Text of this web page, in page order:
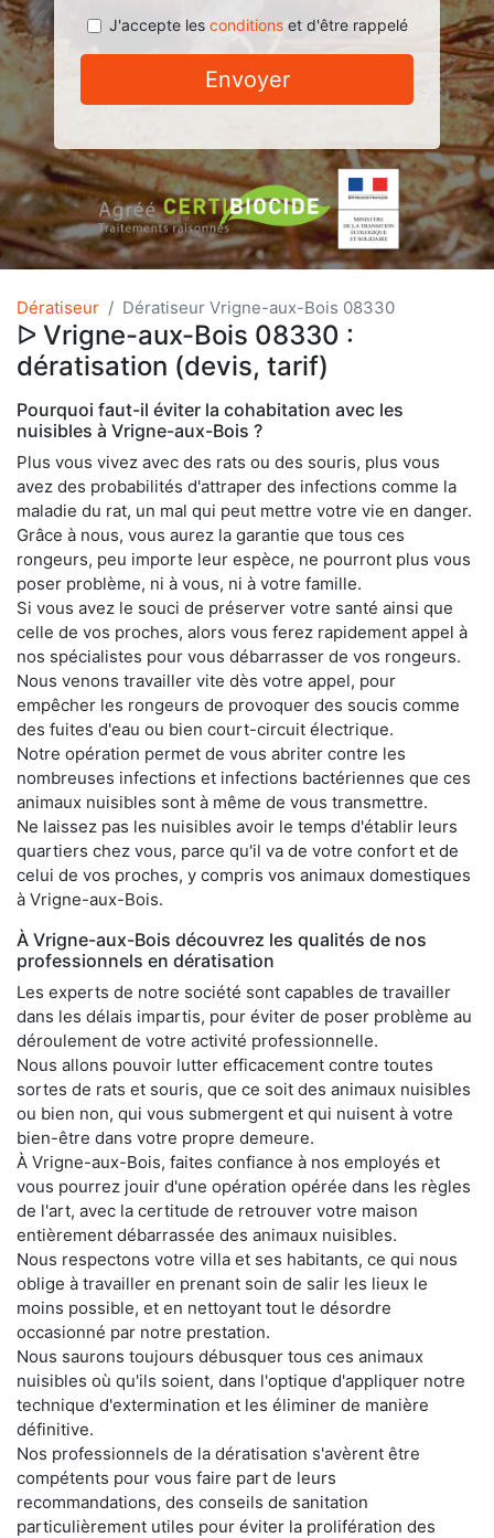
J'accepte les conditionset d'être rappelé
Envoyer
Dératiseur Dératiseur Vrigne-aux-Bois 08330
ᐅ Vrigne-aux-Bois 08330 :
dératisation (devis, tarif)
Pourquoi faut-il éviter la cohabitation avec les
nuisibles à Vrigne-aux-Bois ?
Plus vous vivez avec des rats ou des souris, plus vous
avez des probabilités d'attraper des infections comme la
maladie du rat, un mal qui peut mettre votre vie en danger.
Grâce à nous, vous aurez la garantie que tous ces
rongeurs, peu importe leur espèce, ne pourront plus vous
poser problème, ni à vous, ni à votre famille.
Si vous avez le souci de préserver votre santé ainsi que
celle de vos proches, alors vous ferez rapidement appel à
nos spécialistes pour vous débarrasser de vos rongeurs.
Nous venons travailler vite dès votre appel, pour
empêcher les rongeurs de provoquer des soucis comme
des fuites d'eau ou bien court-circuit électrique.
Notre opération permet de vous abriter contre les
nombreuses infections et infections bactériennes que ces
animaux nuisibles sont à même de vous transmettre.
Ne laissez pas les nuisibles avoir le temps d'établir leurs
quartiers chez vous, parce qu'il va de votre confort et de
celui de vos proches, y compris vos animaux domestiques
à Vrigne-aux-Bois.
À Vrigne-aux-Bois découvrez les qualités de nos
professionnels en dératisation
Les experts de notre société sont capables de travailler
dans les délais impartis, pour éviter de poser problème au
déroulement de votre activité professionnelle.
Nous allons pouvoir lutter efficacement contre toutes
sortes de rats et souris, que ce soit des animaux nuisibles
ou bien non, qui vous submergent et qui nuisent à votre
bien-être dans votre propre demeure.
À Vrigne-aux-Bois, faites confiance à nos employés et
vous pourrez jouir d'une opération opérée dans les règles
de l'art, avec la certitude de retrouver votre maison
entièrement débarrassée des animaux nuisibles.
Nous respectons votre villa et ses habitants, ce qui nous
oblige à travailler en prenant soin de salir les lieux le
moins possible, et en nettoyant tout le désordre
occasionné par notre prestation.
Nous saurons toujours débusquer tous ces animaux
nuisibles où qu'ils soient, dans l'optique d'appliquer notre
technique d'extermination et les éliminer de manière
définitive.
Nos professionnels de la dératisation s'avèrent être
compétents pour vous faire part de leurs
recommandations, des conseils de sanitation
particulièrement utiles pour éviter la prolifération des